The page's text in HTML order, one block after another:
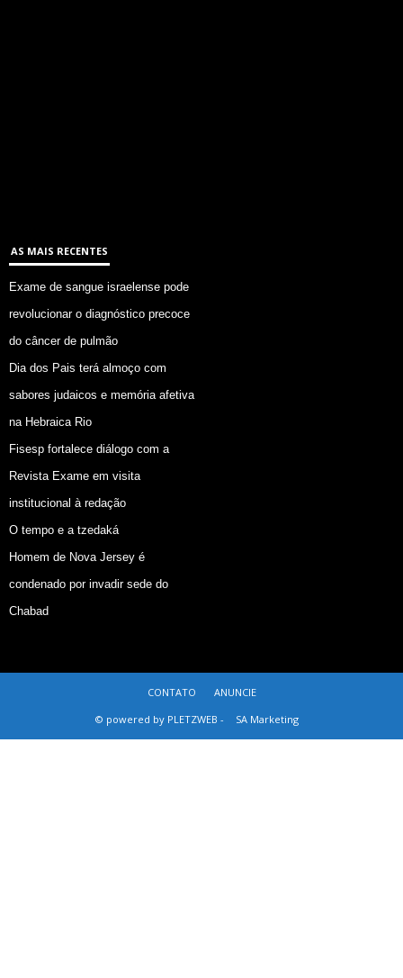
AS MAIS RECENTES
Exame de sangue israelense pode
revolucionar o diagnóstico precoce
do câncer de pulmão
Dia dos Pais terá almoço com
sabores judaicos e memória afetiva
na Hebraica Rio
Fisesp fortalece diálogo com a
Revista Exame em visita
institucional à redação
O tempo e a tzedaká
Homem de Nova Jersey é
condenado por invadir sede do
Chabad
CONTATO
ANUNCIE
© powered by PLETZWEB -
SA Marketing